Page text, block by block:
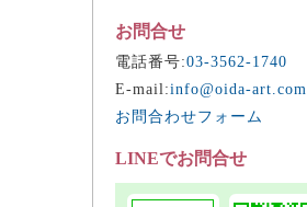
お問合せ
電話番号:03-3562-1740
E-mail:info@oida-art.com
お問合わせフォーム
LINEでお問合せ